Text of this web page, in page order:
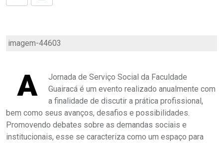
imagem-44603
A
Jornada de Serviço Social da Faculdade
Guairacá é um evento realizado anualmente com
a finalidade de discutir a prática profissional,
bem como seus avanços, desafios e possibilidades.
Promovendo debates sobre as demandas sociais e
institucionais, esse se caracteriza como um espaço para